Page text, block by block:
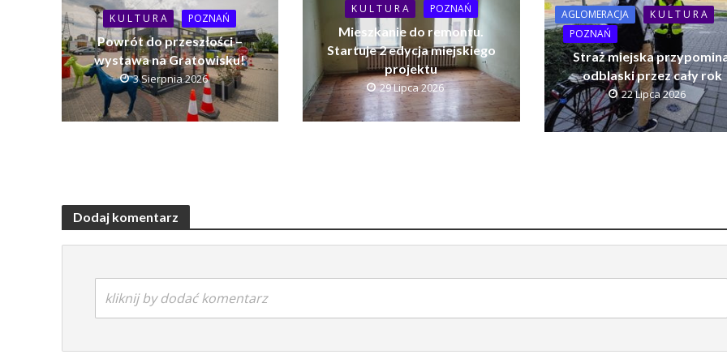
K U L T U R A POZNAŃ
Powrót do przeszłości –
wystawa na Gratowisku!
3 Sierpnia 2026
K U L T U R A POZNAŃ
Mieszkanie do remontu.
Startuje 2 edycja miejskiego
projektu
29 Lipca 2026
AGLOMERACJA
K U L T U R A
POZNAŃ
Straż miejska
odblaski przez cały rok
22 Lipca 2026
Dodaj komentarz
kliknij by dodać komentarz